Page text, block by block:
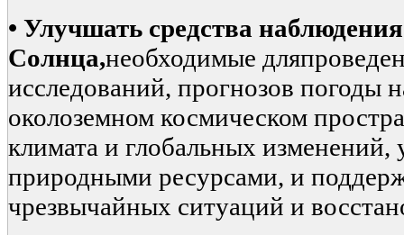
• Улучшать средства
Солнца,необходимые
исследований, прогнозов погоды
околоземном космическом
климата и глобальных изменений,
природными ресурсами, и
чрезвычайных ситуаций и